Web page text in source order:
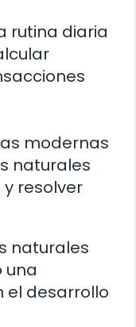
rutina diaria
modernas
naturales
resolver
naturales
una
el desarrollo